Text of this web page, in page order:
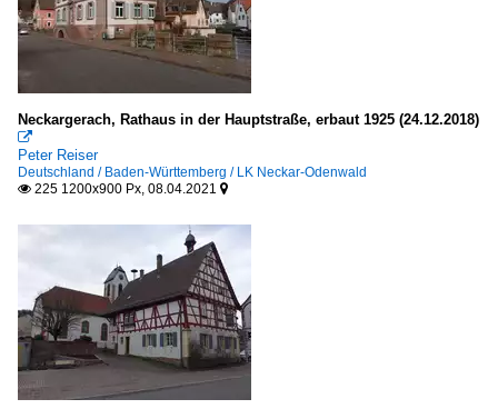
Neckargerach, Rathaus in der Hauptstraße, erbaut 1925 (24.12.2018)

Peter Reiser
Deutschland / Baden-Württemberg / LK Neckar-Odenwald
 225 1200x900 Px, 08.04.2021 